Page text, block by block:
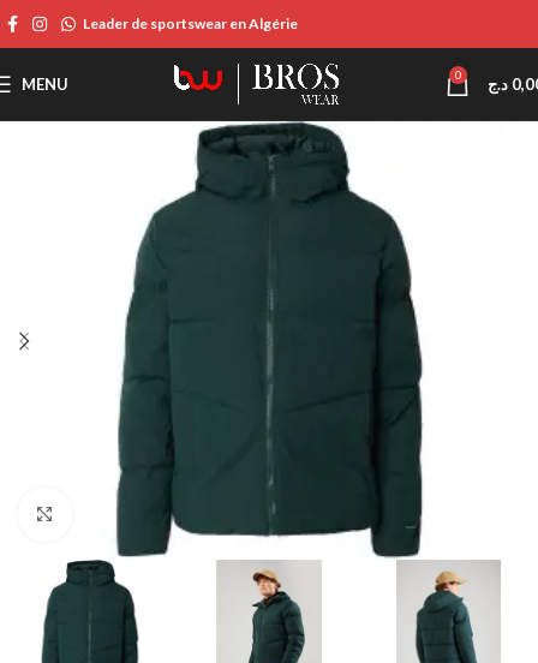
Leader de sportswear en Algérie
MENU 0 د.ج
Click to enlarge